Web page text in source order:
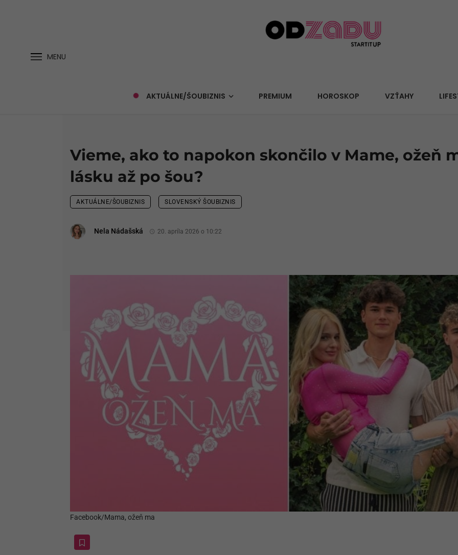
MENU
AKTUÁLNE/ŠOUBIZNIS PREMIUM HOROSKOP VZŤAHY
Vieme, ako to napokon skončilo v Mame, ožeň
lásku až po šou?
AKTUÁLNE/ŠOUBIZNIS SLOVENSKÝ ŠOUBIZNIS
Nela Nádašská 20. apríla 2026 o 10:22
Facebook/Mama, ožeň ma